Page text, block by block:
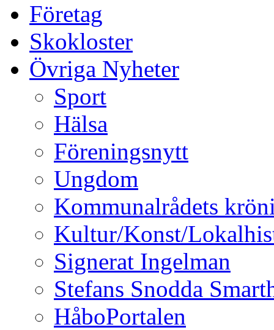
Företag
Skokloster
Övriga Nyheter
Sport
Hälsa
Föreningsnytt
Ungdom
Kommunalrådets
Kultur/Konst/
Signerat Ingelman
Stefans Snodda
HåboPortalen